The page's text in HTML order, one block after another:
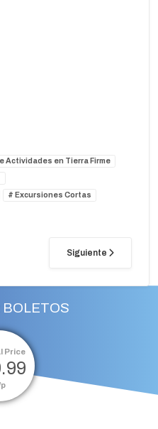
Actividades en Tierra Firme
Excursiones Cortas
Siguiente
BOLETOS
Price